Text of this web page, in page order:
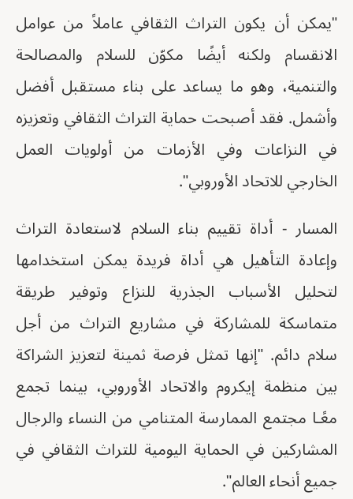
"يمكن أن يكون التراث الثقافي عاملاً من عوامل
الانقسام ولكنه أيضًا مكوّن للسلام والمصالحة
والتنمية، وهو ما يساعد على بناء مستقبل أفضل
وأشمل. فقد أصبحت حماية التراث الثقافي وتعزيزه
في النزاعات وفي الأزمات من أولويات العمل
الخارجي للاتحاد الأوروبي".
المسار - أداة تقييم بناء السلام لاستعادة التراث
وإعادة التأهيل هي أداة فريدة يمكن استخدامها
لتحليل الأسباب الجذرية للنزاع وتوفير طريقة
متماسكة للمشاركة في مشاريع التراث من أجل
سلام دائم. "إنها تمثل فرصة ثمينة لتعزيز الشراكة
بين منظمة إيكروم والاتحاد الأوروبي، بينما تجمع
معًـا مجتمع الممارسة المتنامي من النساء والرجال
المشاركين في الحماية اليومية للتراث الثقافي في
جميع أنحاء العالم".